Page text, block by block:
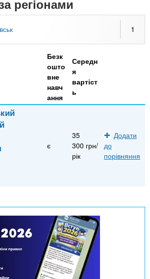
Онлайн курси
За кордоном
регіонами
1
Безк
ошто
вне
навч
ання
Середн
я
вартіст
ь
є
35
300 грн/
рік
Додати
до
порівняння